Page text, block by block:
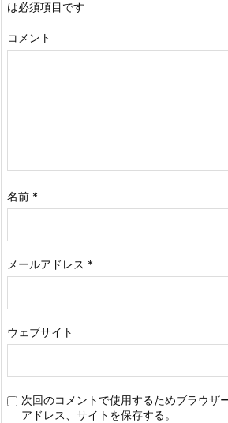
は必須項目です
コメント
名前 *
メールアドレス *
ウェブサイト
次回のコメントで使用するためブラウザ
アドレス、サイトを保存する。